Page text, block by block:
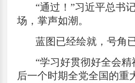
“通过！”习近平总书
场，掌声如潮。
蓝图已经绘就，号角
“学习好贯彻好全会
后一个时期全党全国的重